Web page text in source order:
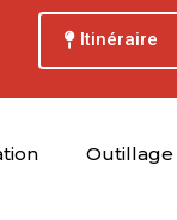
Itinéraire
Outillage